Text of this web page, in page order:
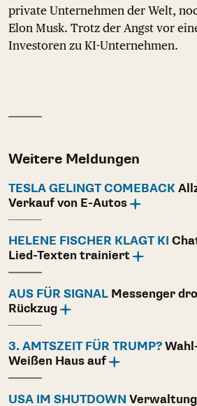
private Unternehmen der Welt,
Elon Musk. Trotz der Angst vor
Investoren zu KI-Unternehmen.
Weitere Meldungen
TESLA GELINGT COMEBACK
Verkauf von E-Autos
HELENE FISCHER KLAGT KI
Lied-Texten trainiert
AUS FÜR SIGNAL Messenger
Rückzug
3. AMTSZEIT FÜR TRUMP?
Weißen Haus auf
USA IM SHUTDOWN